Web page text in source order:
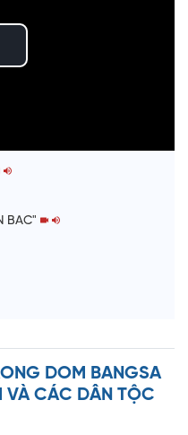
BAC"
DOM BANGSA
VÀ CÁC DÂN TỘC